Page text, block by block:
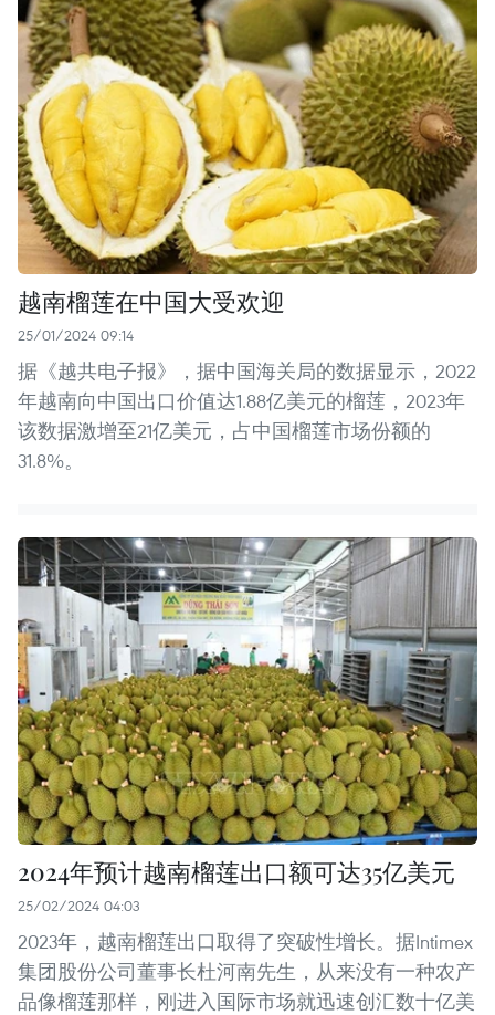
越南榴莲在中国大受欢迎
25/01/2024 09:14
据《越共电子报》，据中国海关局的数据显示，2022
年越南向中国出口价值达1.88亿美元的榴莲，2023年
该数据激增至21亿美元，占中国榴莲市场份额的
31.8%。
2024年预计越南榴莲出口额可达35亿美元
25/02/2024 04:03
2023年，越南榴莲出口取得了突破性增长。据Intimex
集团股份公司董事长杜河南先生，从来没有一种农产
品像榴莲那样，刚进入国际市场就迅速创汇数十亿美